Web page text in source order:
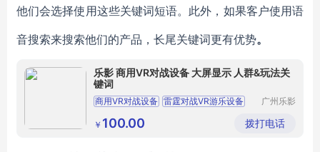
他们会选择使用这些关键词短语。此外，如果客户使用语
音搜索来搜索他们的产品，长尾关键词更有优势。
乐影 商用VR对战设备 大屏显示 人群&玩法关
键词
商用VR对战设备 雷霆对战VR游乐设备
VR对战游乐设备
VR雷霆对战设备
广州乐影
有限公司
￥ 100.00 拨打电话